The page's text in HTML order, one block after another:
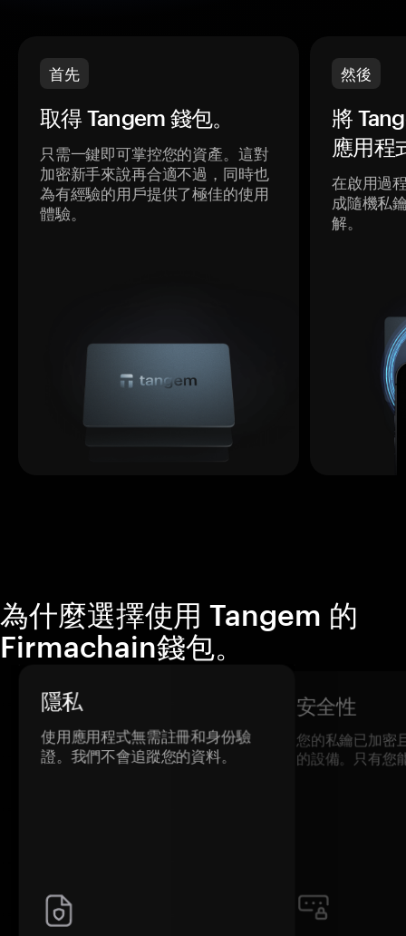
首先
取得 Tangem 錢包。
只需一鍵即可掌控您的資產。這對
加密新手來說再合適不過，同時也
為有經驗的用戶提供了極佳的使用
體驗。
然後
將
應用程
在啟用過
成隨機私
解。
為什麼選擇使用 Tangem 的
Firmachain錢包。
隱私
使用應用程式無需註冊和身份驗
證。我們不會追蹤您的資料。
安全性
您的私鑰已加密
的設備。只有您